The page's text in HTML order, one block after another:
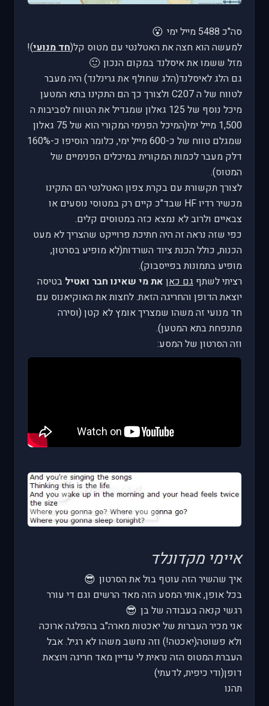
סה"כ 5488 מייל ימי 😮
למעשה הוא חצה את האטלנטי עם מטוס קל(חד מנועי)!
מזל ששמו את איסלנד במקום הנכון 🙂
גם הלג לאיסלנד(הלג שחולף את גרינלנד) היה מעבר
לטווח של ה C207 ולצורך כך הם התקינו בתא המטען
מיכל נוסף של 125 גאלון שמגדיל את הטווח לסביבות ה
1,500 מייל ימי(המיכל הפנימי המקורי הוא של 75 גאלון
שמגלם טווח של כ-600 מייל ימי, כלומר הוסיפו כ-160%
דלק מעבר לכמות המקורית במיכלים הפנימיים של
המטוס).
לצורך תקשורת עם בקרת צפון האטלנטי הם התקינו
מכשיר רדיו HF שבד"כ קיים רק במטוסי נוסעים או
צבאיים ולרוב לא נמצא כזה במטוסים קלים.
כפי שזה נראה זה היה חתיכת פרוייקט שהצריך לא מעט
הכנות, כולל הכנת ציוד השרדות(לא מופיע בסרטון,
מופיע בתמונות בפייסבוק).
רציתי לשתף גם כאן את מי שאינו חבר ואטיל בטיסה
יוצאת הדופן והחריגה הזאת. לחצות את האוקיאנוס עם
חד מנועי זה משהו שמצריך אומץ לא קטן (וסירה
מתנפחת בתא המטען).
וזה הסרטון של המסע:
איימי מקדונלד
איך שהשיר הזה עוטף בול את הסרטון 😎
בכל אופן, אותי המסע הזה מאד הרשים וגם די עורר
רגשי קנאה בעבודה של בן 😎
אני מכיר העברות של יאכטות מארה"ב בהפלגה ארוכה
ולא פשוטה(יאכטה!) וזה נחשב משהו לא רגיל. אבל
העברת המטוס הזה נראית לי עדיין מאד חריגה ויוצאת
דופן(ודי כיפית, לדעתי)
תהנו